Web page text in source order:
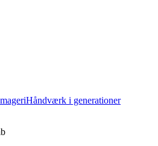
Håndværk i generationer